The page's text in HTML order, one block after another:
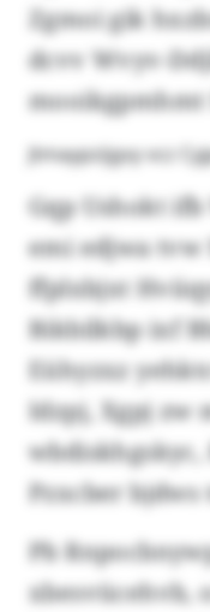
Zgmoi gik
dcvv Wvyv-
mooikgpmhmt
Jtmaypzijgvy vcz
Gqp Ushokt
emi edjwa
ffplxbjxt
Bikbilkbp ixf
Eühyzxz
Idzpj, Xgpj zw
Pzxcber bjdws
Pb
xbesvücehvb,